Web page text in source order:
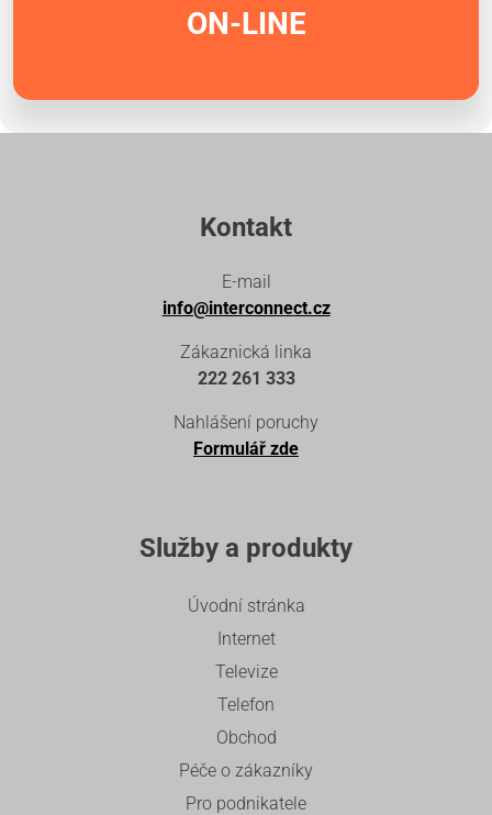
ON-LINE
Kontakt
E-mail
info@interconnect.cz
Zákaznická linka
222 261 333
Nahlášení poruchy
Formulář zde
Služby a produkty
Úvodní stránka
Internet
Televize
Telefon
Obchod
Péče o zákazníky
Pro podnikatele